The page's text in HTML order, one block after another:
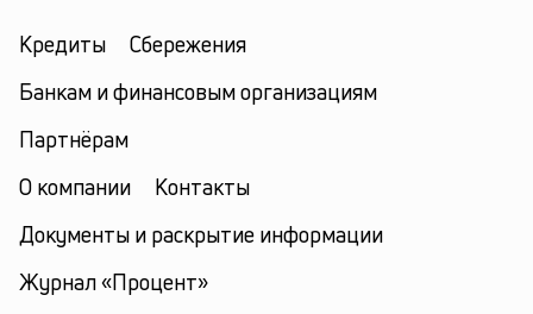
Кредиты
Сбережения
Банкам и финансовым организациям
Партнёрам
О компании
Контакты
Документы и раскрытие информации
Журнал «Процент»